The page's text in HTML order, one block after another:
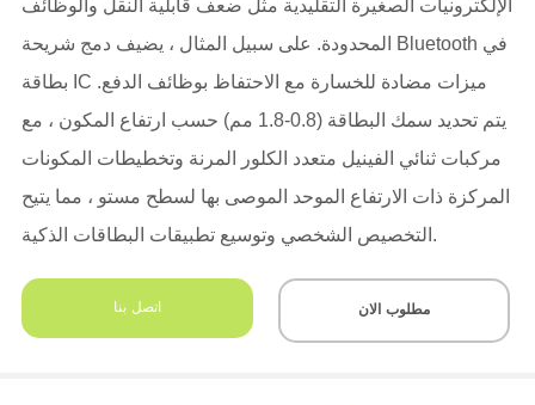
اتصل بنا مطلوب الان